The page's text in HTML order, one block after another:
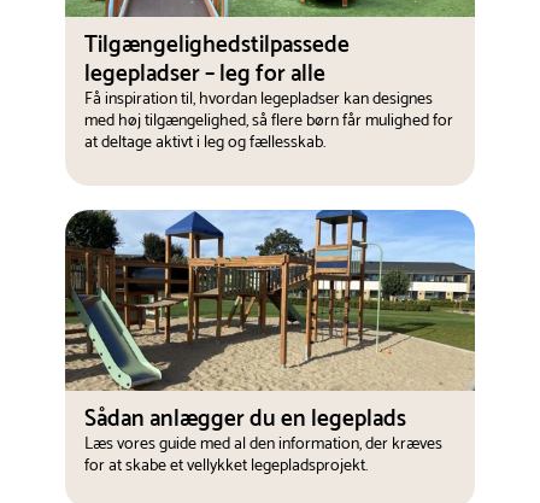
Tilgængelighedstilpassede
legepladser – leg for alle
Få inspiration til, hvordan legepladser kan designes
med høj tilgængelighed, så flere børn får mulighed for
at deltage aktivt i leg og fællesskab.
Sådan anlægger du en legeplads
Læs vores guide med al den information, der kræves
for at skabe et vellykket legepladsprojekt.